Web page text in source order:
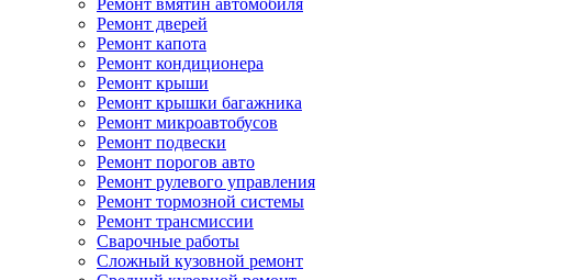
Ремонт вмятин автомобиля
Ремонт дверей
Ремонт капота
Ремонт кондиционера
Ремонт крыши
Ремонт крышки багажника
Ремонт микроавтобусов
Ремонт подвески
Ремонт порогов авто
Ремонт рулевого управления
Ремонт тормозной системы
Ремонт трансмиссии
Сварочные работы
Сложный кузовной ремонт